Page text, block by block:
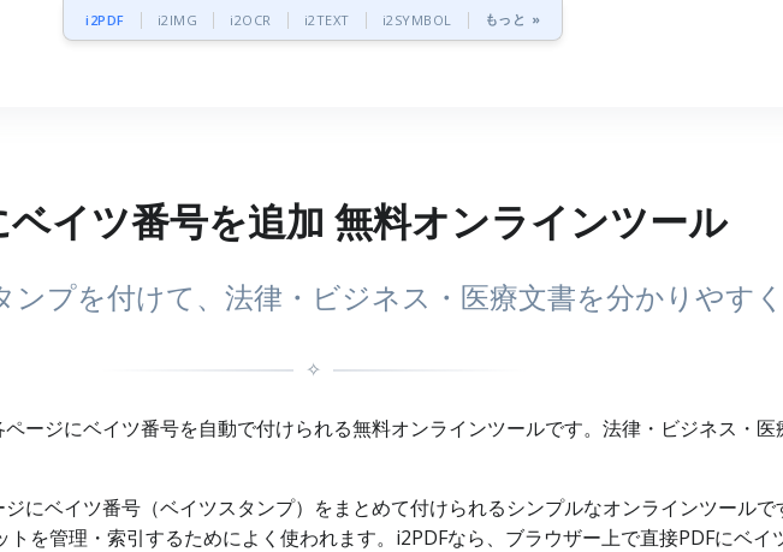
i2PDF i2IMG i2OCR i2TEXT i2SYMBOL もっと »
ベイツ番号を追加 無料オンラインツール
ンプを付けて、法律・ビジネス・医療文書を分かりやす
✧
ページにベイツ番号を自動で付けられる無料オンラインツールです。法律・ビジネス・
ジにベイツ番号（ベイツスタンプ）をまとめて付けられるシンプルなオンラインツール
を管理・索引するためによく使われます。i2PDFなら、ブラウザー上で直接PDFにベイ